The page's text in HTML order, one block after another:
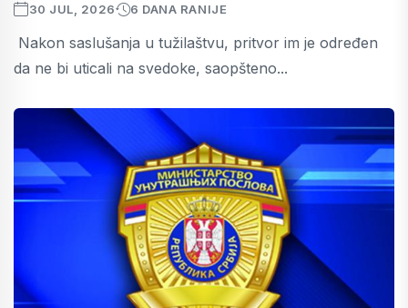
30 JUL, 2026 6 DANA RANIJE
Nakon saslušanja u tužilaštvu, pritvor im je određen
da ne bi uticali na svedoke, saopšteno...